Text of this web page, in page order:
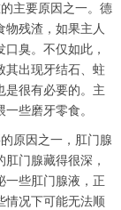
主要原因之一。德
物残渣，如果主人
臭。不仅如此，
其出现牙结石、蛀
是很有必要的。主
些磨牙零食。
原因之一，肛门腺
门腺藏得很深，
一些肛门腺液，正
情况下可能无法顺